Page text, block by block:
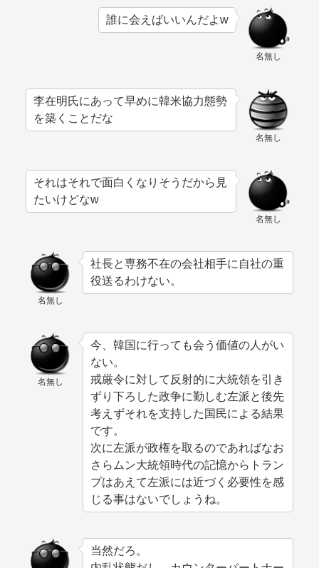
名無し
誰に会えばいいんだよw
名無し
李在明氏にあって早めに韓米協力態勢
を築くことだな
名無し
それはそれで面白くなりそうだから見
たいけどなw
名無し
社長と専務不在の会社相手に自社の重
役送るわけない。
名無し
今、韓国に行っても会う価値の人がい
ない。
戒厳令に対して反射的に大統領を引き
ずり下ろした政争に勤しむ左派と後先
考えずそれを支持した国民による結果
です。
次に左派が政権を取るのであればなお
さらムン大統領時代の記憶からトラン
プはあえて左派には近づく必要性を感
じる事はないでしょうね。
当然だろ。